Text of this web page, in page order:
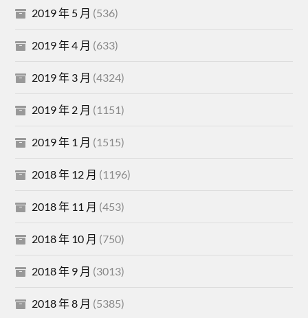
2019 年 5 月 (536)
2019 年 4 月 (633)
2019 年 3 月 (4324)
2019 年 2 月 (1151)
2019 年 1 月 (1515)
2018 年 12 月 (1196)
2018 年 11 月 (453)
2018 年 10 月 (750)
2018 年 9 月 (3013)
2018 年 8 月 (5385)